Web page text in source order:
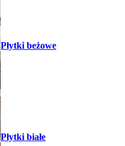
Płytki beżowe
Płytki białe